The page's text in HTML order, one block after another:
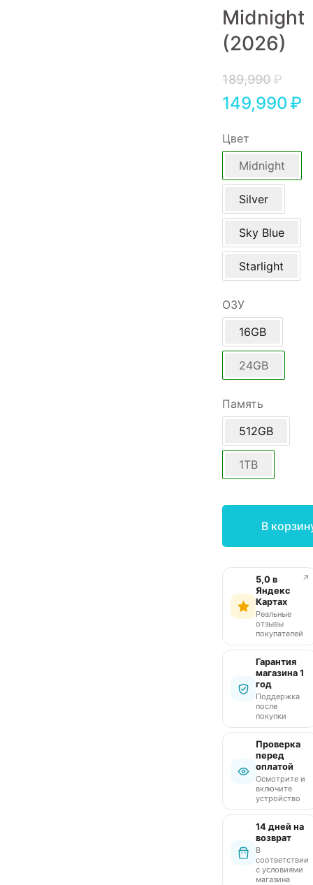
Midnight
(2026)
189,990₽
149,990₽
Цвет
Midnight
Silver
Sky Blue
Starlight
ОЗУ
16GB
24GB
Память
512GB
1TB
В
5,0 в
Яндекс
Картах
Реальные
отзывы
покупателей
↗
Гарантия
магазина 1
год
Поддержка
после
покупки
Проверка
перед
оплатой
Осмотрите и
включите
устройство
14 дней на
возврат
В
соответствии
с условиями
магазина